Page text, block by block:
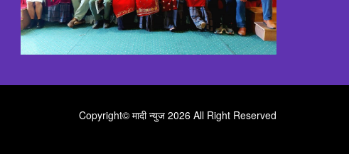
Copyright© मादी न्युज 2026 All Right Reserved